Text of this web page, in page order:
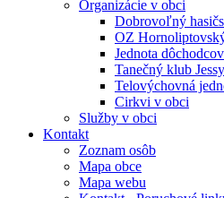
Organizácie v obci
Dobrovoľný
OZ
Jednota
Tanečný klub Jessy
Telovýchovná
Cirkvi v obci
Služby v obci
Kontakt
Zoznam osôb
Mapa obce
Mapa webu